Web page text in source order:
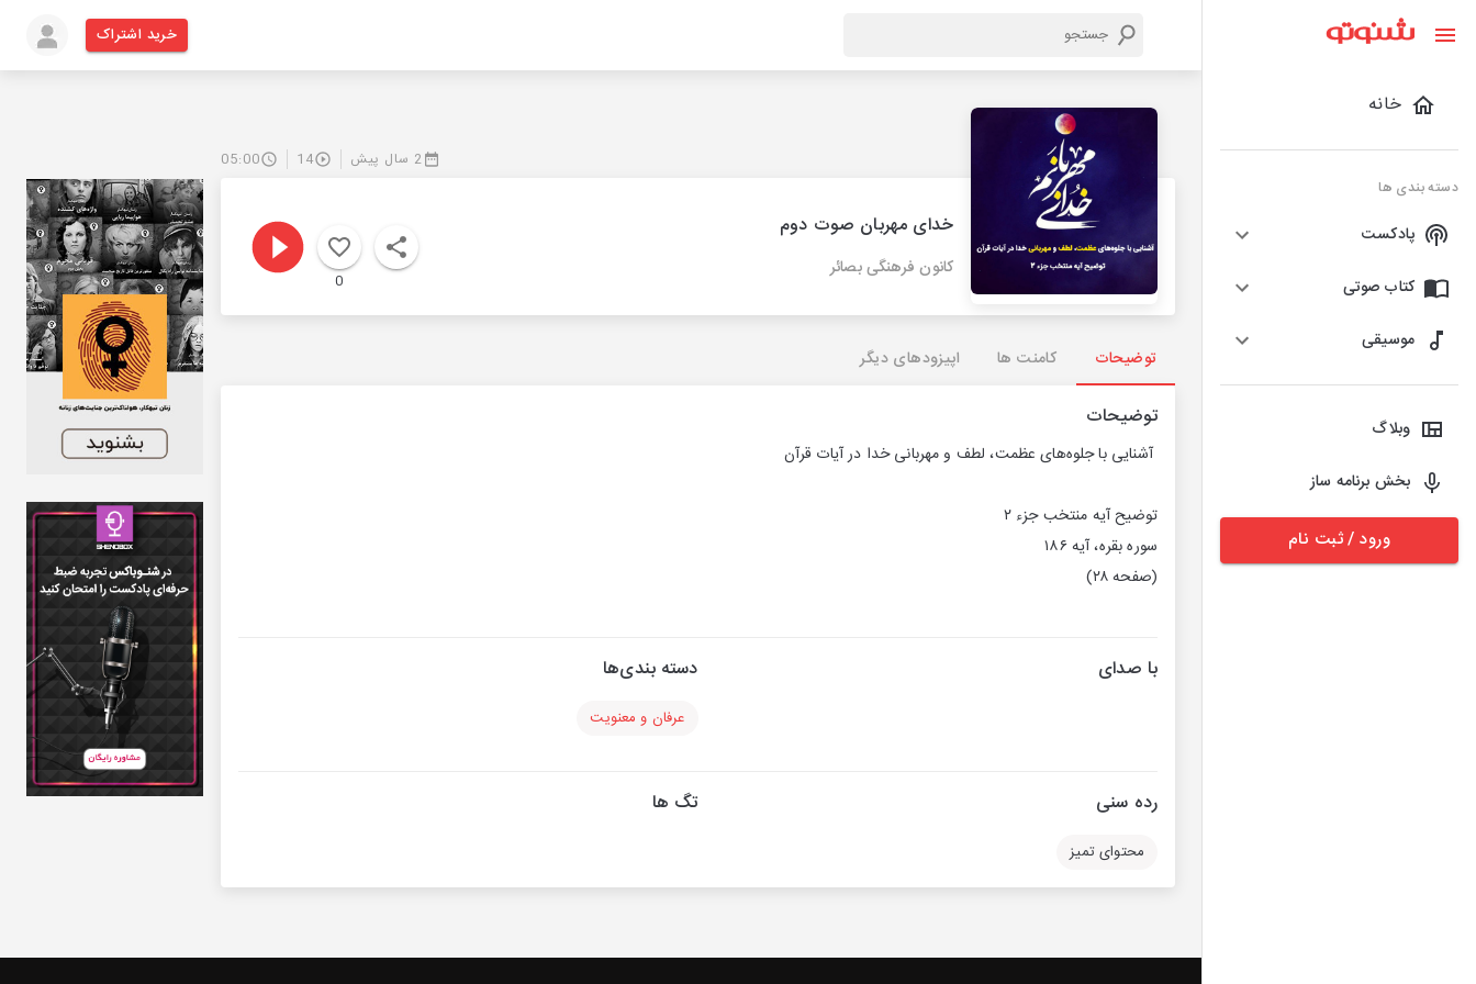
خانه
دسته بندی ها
پادکست
کتاب صوتی
موسیقی
وبلاگ
بخش برنامه ساز
ورود / ثبت نام
خرید اشتراک
2 سال پیش 14
05:00
خدای مهربان صوت دوم
کانون فرهنگی بصائر
0
توضیحات کامنت ها اپیزودهای دیگر
توضیحات
آشنایی با جلوه‌های عظمت، لطف و مهربانی خدا در آیات قرآن
توضيح آیه منتخب جزء ۲
سوره بقره، آیه ۱۸۶
(صفحه ۲۸)
با صدای دسته بندی‌ها
عرفان و معنویت
رده سنی
محتوای تمیز
تگ ها